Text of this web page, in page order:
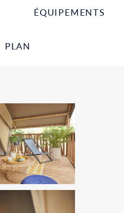
ÉQUIPEMENTS
PLAN